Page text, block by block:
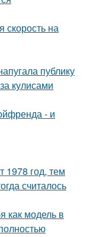
скорость на
публику
кулисами
- и
1978 год, тем
считалось
как модель в